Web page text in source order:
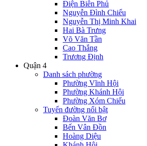
Điện Biên Phủ
Nguyễn Đình Chiểu
Nguyễn Thị Minh Khai
Hai Bà Trưng
Võ Văn Tần
Cao Thắng
Trương Định
Quận 4
Danh sách phường
Phường Vĩnh Hội
Phường Khánh Hội
Phường Xóm Chiếu
Tuyến đường nổi bật
Đoàn Văn Bơ
Bến Vân Đồn
Hoàng Diệu